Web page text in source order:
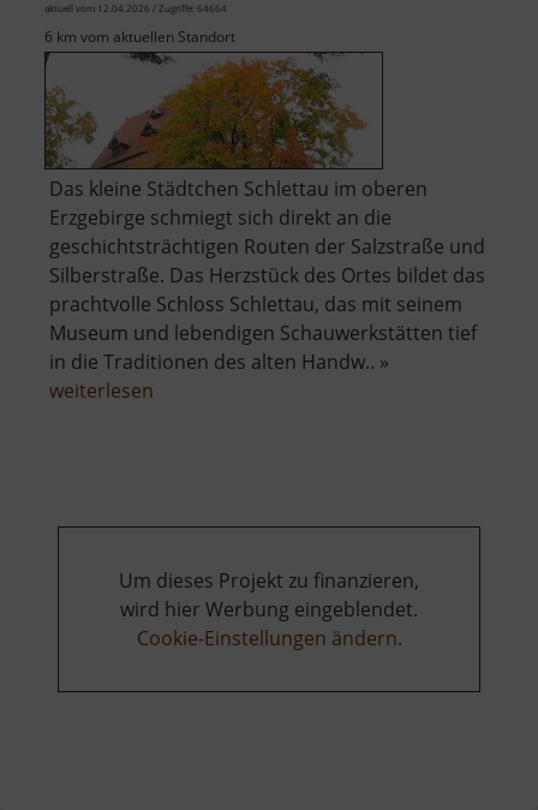
aktuell vom 12.04.2026 / Zugriffe: 64664
6 km vom aktuellen Standort
Das kleine Städtchen Schlettau im oberen
Erzgebirge schmiegt sich direkt an die
geschichtsträchtigen Routen der Salzstraße und
Silberstraße. Das Herzstück des Ortes bildet das
prachtvolle Schloss Schlettau, das mit seinem
Museum und lebendigen Schauwerkstätten tief
in die Traditionen des alten Handw.. »
weiterlesen
Um dieses Projekt zu finanzieren,
wird hier Werbung eingeblendet.
Cookie-Einstellungen ändern.